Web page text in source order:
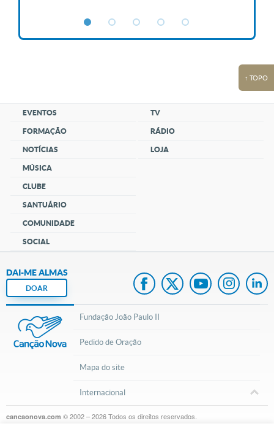
↑ TOPO
EVENTOS
FORMAÇÃO
NOTÍCIAS
MÚSICA
CLUBE
SANTUÁRIO
COMUNIDADE
SOCIAL
TV
RÁDIO
LOJA
DAI-ME ALMAS
DOAR
Fundação João Paulo II
Pedido de Oração
Mapa do site
Internacional
cancaonova.com © 2002 – 2026Todos os direitos reservados.